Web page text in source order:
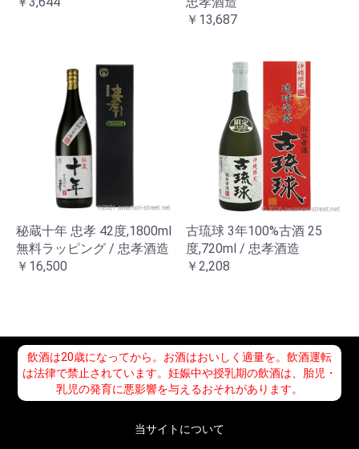
￥13,687
秘蔵十年 忠孝 42度,1800ml
無料ラッピング / 忠孝酒造
￥16,500
古琉球 3年100%古酒 25
度,720ml / 忠孝酒造
￥2,208
飲酒は20歳になってから。お酒はおいしく適量を。飲酒運転
は法律で禁止されています。妊娠中や授乳期の飲酒は、胎児・
乳児の発育に悪影響を与えるおそれがあります。
当サイトについて